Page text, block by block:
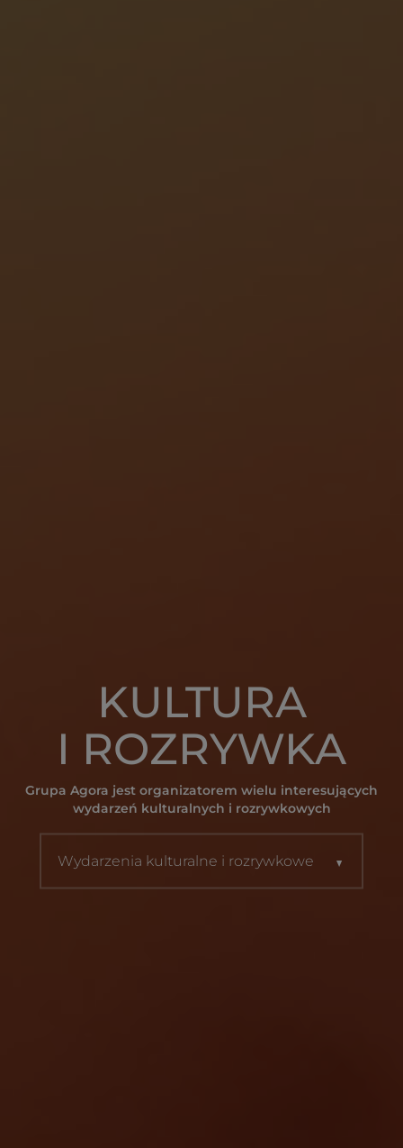
KULTURA
I ROZRYWKA
Grupa Agora jest organizatorem wielu interesujących
wydarzeń kulturalnych i rozrywkowych
Wydarzenia kulturalne i rozrywkowe